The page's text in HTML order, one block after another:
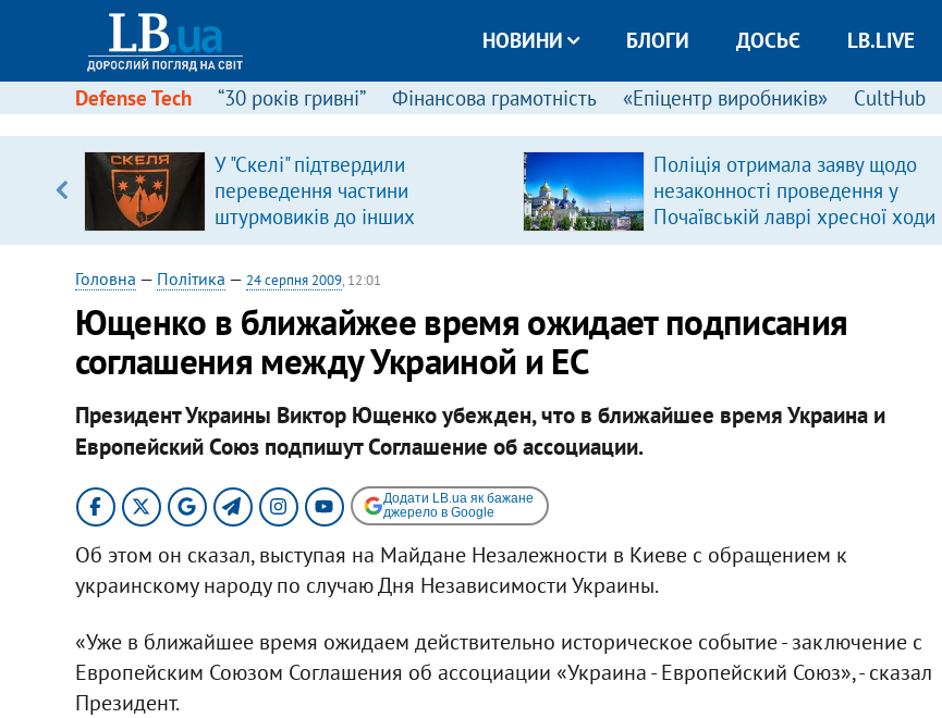
НОВИНИ БЛОГИ ДОСЬЄ LB.LIVE
Defense Tech “30 років гривні” Фінансова грамотність «Епіцентр виробників» CultHub
У "Скелі" підтвердили
переведення частини
штурмовиків до інших
підрозділів
Поліція отримала заяву щодо
незаконності проведення у
Почаївській лаврі хресної ходи
Головна — Політика — 24 серпня 2009, 12:01
Ющенко в ближайжее время ожидает подписания
соглашения между Украиной и ЕС
Президент Украины Виктор Ющенко убежден, что в ближайшее время Украина и
Европейский Союз подпишут Соглашение об ассоциации.
Додати LB.ua як бажане
джерело в Google
Об этом он сказал, выступая на Майдане Незалежности в Киеве с обращением к
украинскому народу по случаю Дня Независимости Украины.
«Уже в ближайшее время ожидаем действительно историческое событие - заключение с
Европейским Союзом Соглашения об ассоциации «Украина - Европейский Союз», - сказал
Президент.